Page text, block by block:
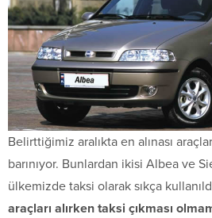
Belirttiğimiz aralıkta en alınası
barınıyor. Bunlardan ikisi Albea ve
ülkemizde taksi olarak sıkça
araçları alırken taksi çıkması